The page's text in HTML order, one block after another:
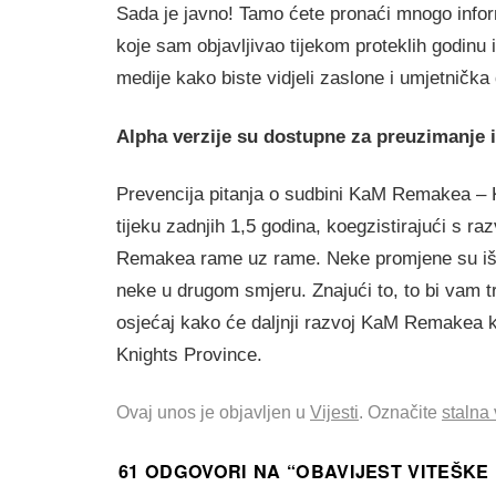
Sada je javno! Tamo ćete pronaći mnogo
koje sam objavljivao tijekom proteklih godinu
medije kako biste vidjeli zaslone i umjetnička
Alpha verzije su dostupne za preuzimanje
Prevencija pitanja o sudbini KaM Remakea –
tijeku zadnjih 1,5 godina, koegzistirajući s
Remakea rame uz rame. Neke promjene su
neke u drugom smjeru. Znajući to, to bi vam
osjećaj kako će daljnji razvoj KaM Remakea
Knights Province.
Ovaj unos je objavljen u Vijesti. Označite stalna
61 ODGOVORI NA “OBAVIJEST VITEŠKE